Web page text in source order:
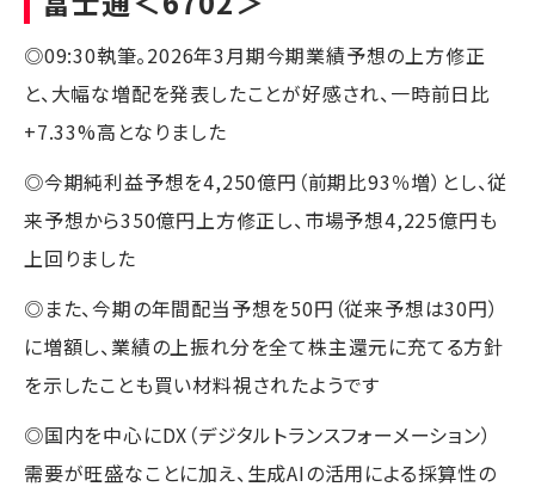
◎09:30執筆。2026年3月期今期業績予想の上方修正
と、大幅な増配を発表したことが好感され、一時前日比
+7.33%高となりました
◎今期純利益予想を4,250億円（前期比93％増）とし、従
来予想から350億円上方修正し、市場予想4,225億円も
上回りました
◎また、今期の年間配当予想を50円（従来予想は30円）
に増額し、業績の上振れ分を全て株主還元に充てる方針
を示したことも買い材料視されたようです
◎国内を中心にDX（デジタルトランスフォーメーション）
需要が旺盛なことに加え、生成AIの活用による採算性の